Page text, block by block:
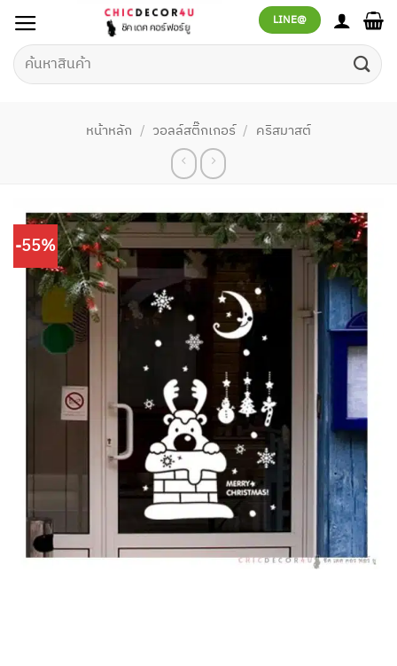
เนื้อหา
LINE@
ค้นหา:
หน้าหลัก / วอลล์สติ๊กเกอร์ / คริสมาสต์
-55%